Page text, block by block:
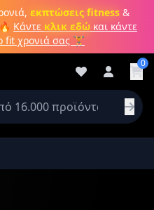
εκπτώσεις fitness&
Κάντε κλικ εδώ και κάντε
fit χρονιά σας 🏋️
0